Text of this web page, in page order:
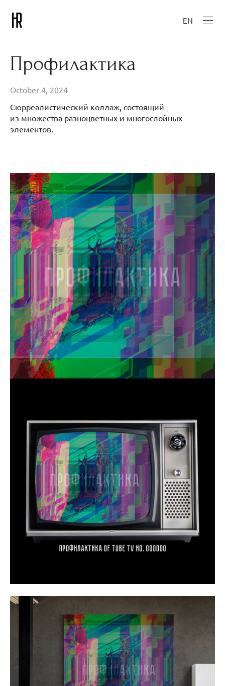
EN
Профилактика
October 4, 2024
Сюрреалистический коллаж, состоящий
из множества разноцветных и многослойных
элементов.